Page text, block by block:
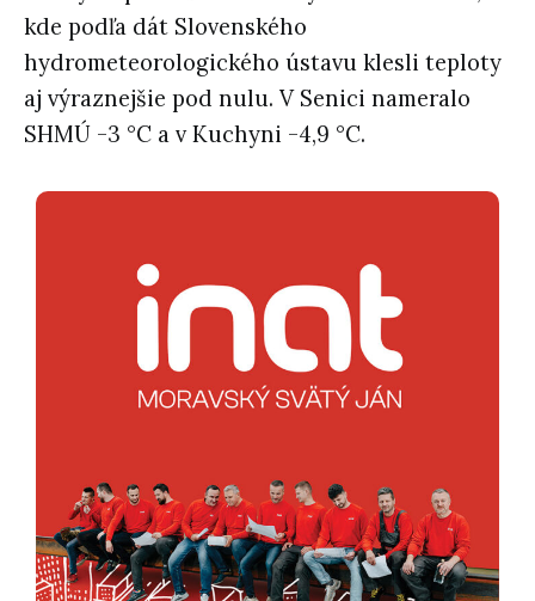
kde podľa dát Slovenského
hydrometeorologického ústavu klesli teploty
aj výraznejšie pod nulu. V Senici nameralo
SHMÚ -3 °C a v Kuchyni -4,9 °C.